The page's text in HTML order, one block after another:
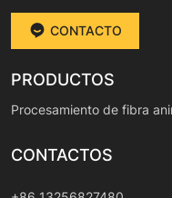
CONTACTO
PRODUCTOS
Procesamiento de fibra
CONTACTOS